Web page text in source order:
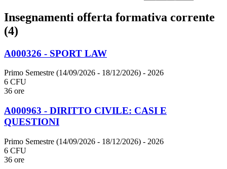
Insegnamenti offerta formativa corrente
(4)
A000326 - SPORT LAW
Primo Semestre (14/09/2026 - 18/12/2026) - 2026
6 CFU
36 ore
A000963 - DIRITTO CIVILE: CASI E
QUESTIONI
Primo Semestre (14/09/2026 - 18/12/2026) - 2026
6 CFU
36 ore